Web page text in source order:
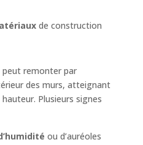
de construction
peut remonter par
des murs, atteignant
Plusieurs signes
ou d’auréoles